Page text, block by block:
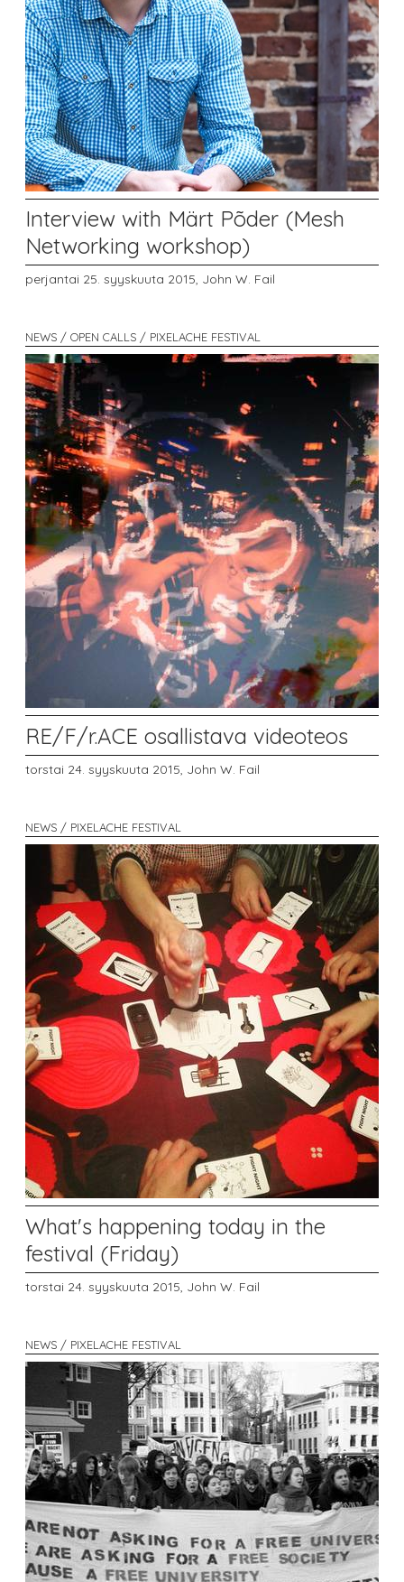
Interview with Märt Põder (Mesh
Networking workshop)
perjantai 25. syyskuuta 2015, John W. Fail
NEWS / OPEN CALLS / PIXELACHE FESTIVAL
RE/F/r.ACE osallistava videoteos
torstai 24. syyskuuta 2015, John W. Fail
NEWS / PIXELACHE FESTIVAL
What's happening today in the
festival (Friday)
torstai 24. syyskuuta 2015, John W. Fail
NEWS / PIXELACHE FESTIVAL